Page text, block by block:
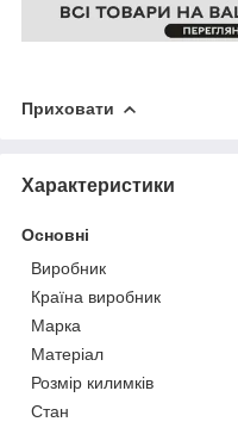
Приховати
Характеристики
Основні
Виробник
Країна виробник
Марка
Матеріал
Розмір килимків
Стан